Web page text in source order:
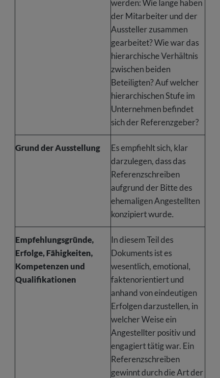
werden: Wie lange haben
der Mitarbeiter und der
Aussteller zusammen
gearbeitet? Wie war das
hierarchische Verhältnis
zwischen beiden
Beteiligten? Auf welcher
hierarchischen Stufe im
Unternehmen befindet
sich der Referenzgeber?
Grund der Ausstellung
Es empfiehlt sich, klar
darzulegen, dass das
Referenzschreiben
aufgrund der Bitte des
ehemaligen Angestellten
konzipiert wurde.
Empfehlungsgründe,
Erfolge, Fähigkeiten,
Kompetenzen und
Qualifikationen
In diesem Teil des
Dokuments ist es
wesentlich, emotional,
faktenorientiert und
anhand von eindeutigen
Erfolgen darzustellen, in
welcher Weise ein
Angestellter positiv und
engagiert tätig war. Ein
Referenzschreiben
gewinnt durch die Art der